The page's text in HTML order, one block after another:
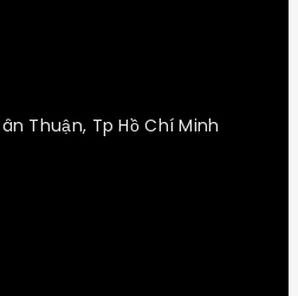
Thuận, Tp Hồ Chí Minh